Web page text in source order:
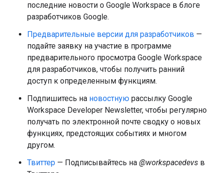
последние новости о Google Workspace в блоге
разработчиков Google.
Предварительные версии для разработчиков —
подайте заявку на участие в программе
предварительного просмотра Google Workspace
для разработчиков, чтобы получить ранний
доступ к определенным функциям.
Подпишитесь на новостную рассылку Google
Workspace Developer Newsletter, чтобы регулярно
получать по электронной почте сводку о новых
функциях, предстоящих событиях и многом
другом.
Твиттер — Подписывайтесь на @workspacedevs в